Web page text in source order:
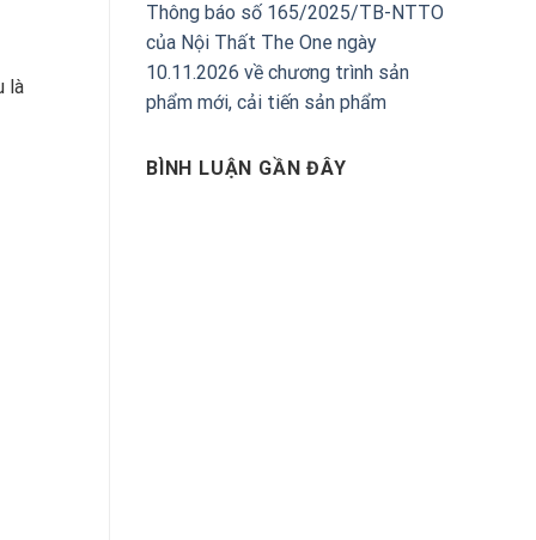
là
Thông báo số 165/2025/TB-NTTO
của Nội Thất The One ngày
10.11.2026 về chương trình sản
phẩm mới, cải tiến sản phẩm
BÌNH LUẬN GẦN ĐÂY